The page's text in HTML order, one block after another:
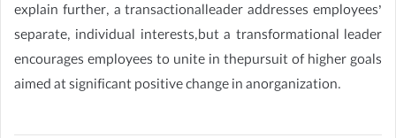
explain further, a transactionalleader addresses employees’
separate, individual interests,but a transformational leader
encourages employees to unite in thepursuit of higher goals
aimed at significant positive change in anorganization.